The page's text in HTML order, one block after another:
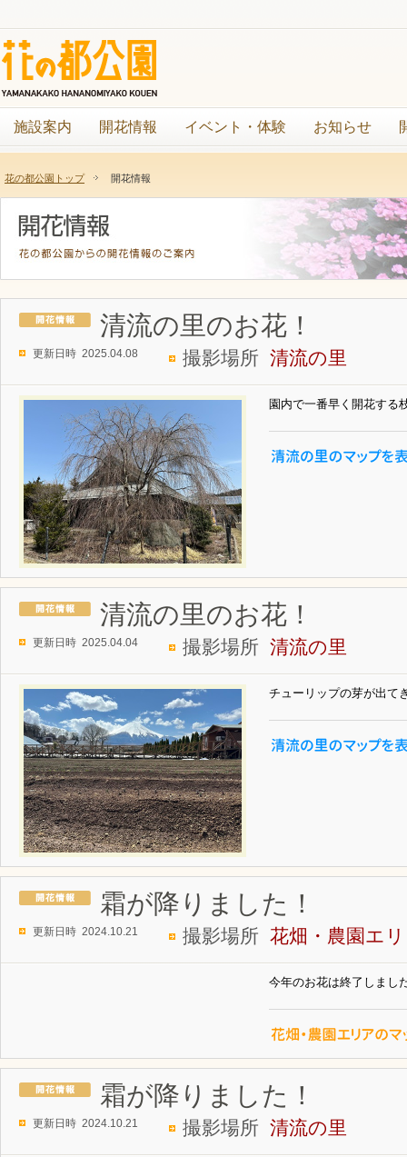
施設案内 開花情報 イベント・体験 お知らせ
花の都公園トップ 開花情報
清流の里のお花！
更新日時 2025.04.08 撮影場所 清流の里
園内で一番早く開花する
清流の里のお花！
更新日時 2025.04.04 撮影場所 清流の里
チューリップの芽が出て
霜が降りました！
更新日時 2024.10.21 撮影場所 花畑・農園エ
今年のお花は終了しまし
霜が降りました！
更新日時 2024.10.21 撮影場所 清流の里